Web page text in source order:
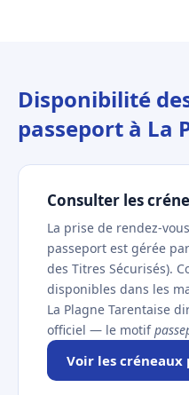
Disponibilité
passeport à La
Consulter les
La prise de rendez-
passeport est gérée par
des Titres Sécurisés).
disponibles dans les
La Plagne Tarentaise
officiel — le motif
Voir les créneaux